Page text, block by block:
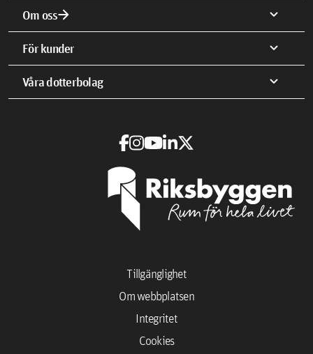
Om ossarrow_forward expand_more
För kunder expand_more
Våra dotterbolag expand_more
Cookies
Integritet
Om webbplatsen
Tillgänglighet